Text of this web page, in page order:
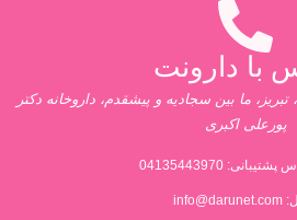
با دارونت
ما بین سجادیه و پیشقدم، داروخانه دکتر
پورعلی اکبری
پشتیبانی: 04135443970
info@darunet.com